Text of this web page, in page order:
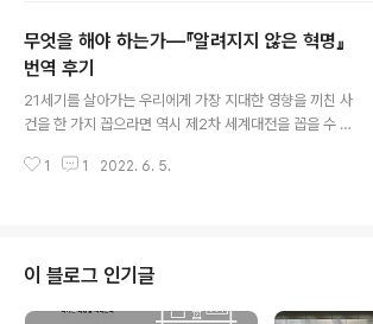
작하던 때부터 그의 고향이 거제도라는 것을 알 수는 없었
지만, 그렇게 됐다. 옥포가 거제도에 있는지, 거제도가 어디
께 있는 섬인지조차 제대로 모르던 무식한 서울 촌놈 주제
에 옥포 들어가는 노래를 흥얼거렸으니 당연한 귀결인지도
아나키즘 소모임 ‘검은 학’ 동지들과 거제로 차를 운전해 내
무엇을 해야 하는가―『알려지지 않은 혁명』
번역 후기
21세기를 살아가는 우리에게 가장 지대한 영향을 끼친 사
건을 한 가지 꼽으라면 역시 제2차 세계대전을 꼽을 수 있
참혹했던 그 세계대전의 틈바구니에서 각축의 결과, 지금
상황이 뒤엉켜 거대한 흐름을 만들어냈습니다만, 그럼에도
그 흐름을 주도하던 이른바 제국주의 세력들의 영향력을
우리는 간과할 수 없습니다. 이 제국주의는 또 산업혁명이
1 1 2022. 6. 5.
이 블로그 인기글